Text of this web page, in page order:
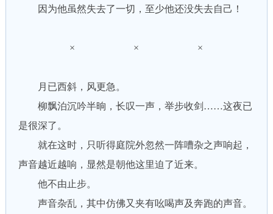
因为他虽然失去了一切，至少他还没失去自己！
× × ×
月已西斜，风更急。
柳飘泊沉吟半晌，长叹一声，举步收剑……这夜已
是很深了。
就在这时，只听得庭院外忽然一阵嘈杂之声响起，
声音越近越响，显然是朝他这里迫了近来。
他不由止步。
声音杂乱，其中仿佛又夹有吆喝声及奔跑的声音。